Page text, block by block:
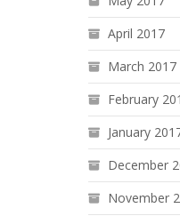
April 2017
March 2017
February
January
December
November